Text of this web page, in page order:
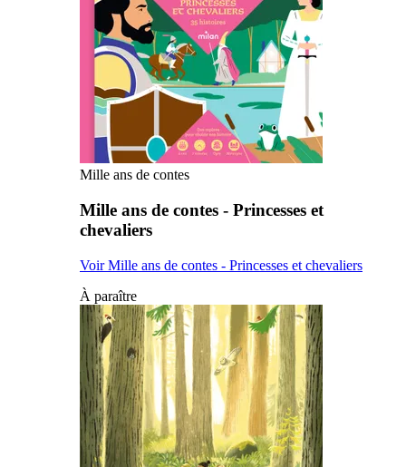
Mille ans de contes
Mille ans de contes - Princesses et
chevaliers
Voir Mille ans de contes - Princesses et chevaliers
À paraître